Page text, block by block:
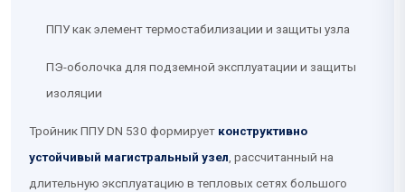
ППУ как элемент термостабилизации и защиты узла
ПЭ-оболочка для подземной эксплуатации и защиты
изоляции
Тройник ППУ DN 530 формирует конструктивно
устойчивый магистральный узел, рассчитанный на
длительную эксплуатацию в тепловых сетях большого